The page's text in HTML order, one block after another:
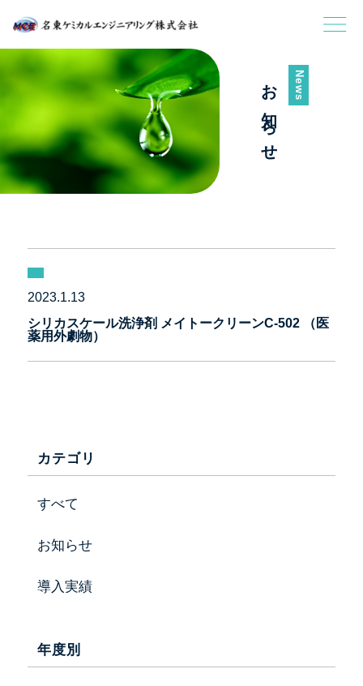
News
お知らせ
2023.1.13
シリカスケール洗浄剤 メイトークリーンC-502 （医
薬用外劇物）
カテゴリ
すべて
お知らせ
導入実績
年度別